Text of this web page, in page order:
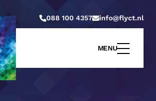
088 100 4357 info@flyct.nl
MENU